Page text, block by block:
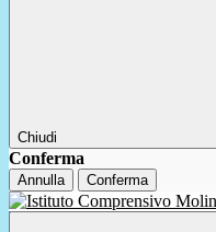
Chiudi
Conferma
Annulla Conferma